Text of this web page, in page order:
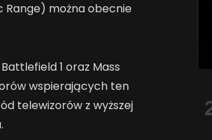
Range) można obecnie
1 oraz Mass
wspierających ten
telewizorów z wyższej